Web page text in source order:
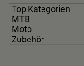
Top Kategorien
MTB
Moto
Zubehör